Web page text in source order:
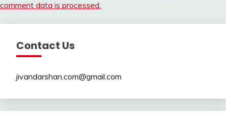
comment data is processed.
Contact Us
jivandarshan.com@gmail.com